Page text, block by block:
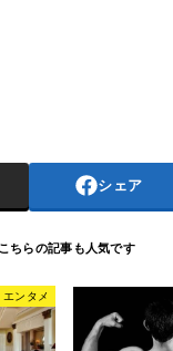
シェア
エンタメ